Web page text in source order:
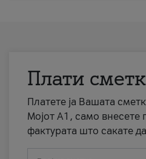
Плати
Платете ја Вашата
Мојот А1, само внесете
фактурата што сакате